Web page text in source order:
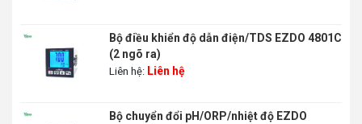
Bộ điều khiển độ dẫn điện/TDS EZDO 4801C
(2 ngõ ra)
Liên hệ: Liên hệ
Bộ chuyển đổi pH/ORP/nhiệt độ EZDO